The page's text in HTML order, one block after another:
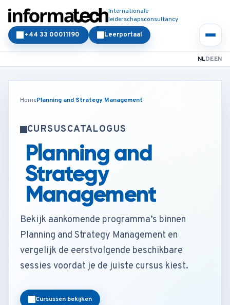
Internationale
leiderschapsconsultancy
Leerportaal
+44 33 00011190
NLDEEN
HomePlanning and Strategy Management
CURSUSCATALOGUS
Planning and
Strategy
Management
Bekijk aankomende programma’s binnen
Planning and Strategy Management en
vergelijk de eerstvolgende beschikbare
sessies voordat je de juiste cursus kiest.
Cursussen bekijken